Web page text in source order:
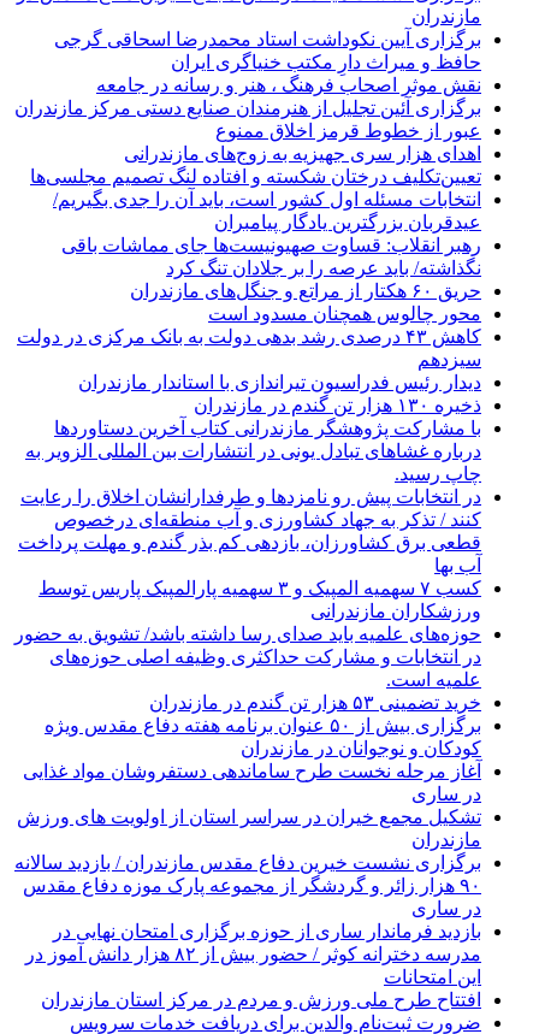
مازندران
برگزاری آیین نکوداشت استاد محمدرضا اسحاقی گرجی
حافظ و میراث دارِ مکتب خنیاگری ایران
نقش موثر اصحاب فرهنگ ، هنر و رسانه در جامعه
برگزاری آئین تجلیل از هنرمندان صنایع دستی مرکز مازندران
عبور از خطوط قرمز اخلاق ممنوع
اهدای هزار سری جهیزیه به زوج‌های مازندرانی
تعیین‌تکلیف درختان شکسته و افتاده لنگ تصمیم مجلسی‌ها
انتخابات مسئله اول کشور است، باید آن را جدی بگیریم/
عیدقربان بزرگترین یادگار پیامبران
رهبر انقلاب: قساوت صهیونیست‌ها جای مماشات باقی
نگذاشته/ باید عرصه را بر جلادان تنگ کرد
حریق ۶۰ هکتار از مراتع و جنگل‌های مازندران
محور چالوس همچنان مسدود است
کاهش ۴۳ درصدی رشد بدهی دولت به بانک مرکزی در دولت
سیزدهم
دیدار رئیس فدراسیون تیراندازی با استاندار مازندران
ذخیره ۱۳۰ هزار تن گندم در مازندران
با مشارکت پژوهشگر مازندرانی كتاب آخرین دستاوردها
درباره غشاهای تبادل یونی در انتشارات بین المللی الزویر به
چاپ رسید.
در انتخابات پیش رو نامزدها و طرفدارانشان اخلاق را رعایت
کنند / تذکر به جهاد کشاورزی و آب منطقه‌ای درخصوص
قطعی برق کشاورزان، بازدهی کم بذر گندم و مهلت پرداخت
آب بها
کسب ۷ سهمیه المپیک و ۳ سهمیه پارالمپیک پاریس توسط
ورزشکاران مازندرانی
حوزه‌های علمیه باید صدای رسا داشته باشد/ تشویق به حضور
در انتخابات و مشارکت حداکثری وظیفه اصلی حوزه‌های
علمیه است.
خرید تضمینی ۵۳ هزار تن گندم در مازندران
برگزاری بیش از ۵۰ عنوان برنامه هفته دفاع مقدس ویژه
کودکان و نوجوانان در مازندران
آغاز مرحله نخست طرح ساماندهی دستفروشان مواد غذایی
در ساری
تشکیل مجمع خیران در سراسر استان از اولویت های ورزش
مازندران
برگزاری نشست خیرین دفاع مقدس مازندران / بازدید سالانه
۹۰ هزار زائر و گردشگر از مجموعه پارک موزه دفاع مقدس
در ساری
بازدید فرماندار ساری از حوزه برگزاری امتحان نهایی در
مدرسه دخترانه کوثر / حضور بیش از ۸۲ هزار دانش آموز در
این امتحانات
افتتاح طرح ملی ورزش و مردم در مرکز استان مازندران
ضرورت ثبت‌نام والدین برای دریافت خدمات سرویس